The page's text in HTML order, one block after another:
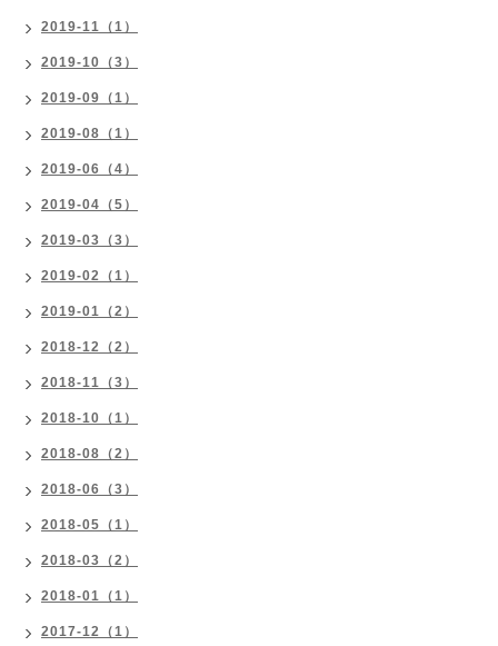
2019-11（1）
2019-10（3）
2019-09（1）
2019-08（1）
2019-06（4）
2019-04（5）
2019-03（3）
2019-02（1）
2019-01（2）
2018-12（2）
2018-11（3）
2018-10（1）
2018-08（2）
2018-06（3）
2018-05（1）
2018-03（2）
2018-01（1）
2017-12（1）